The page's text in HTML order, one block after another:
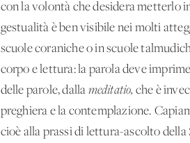
con la volontà che desidera metterlo
gestualità è ben visibile nei molti
scuole coraniche o in scuole
corpo e lettura: la parola deve
delle parole, dalla meditatio, che è
preghiera e la contemplazione.
cioè alla prassi di lettura-ascolto